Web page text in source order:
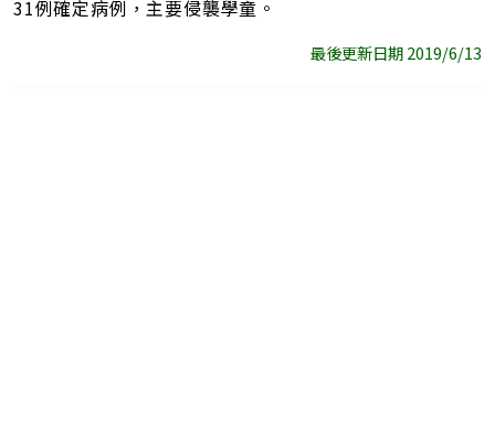
31例確定病例，主要侵襲學童。
最後更新日期 2019/6/13